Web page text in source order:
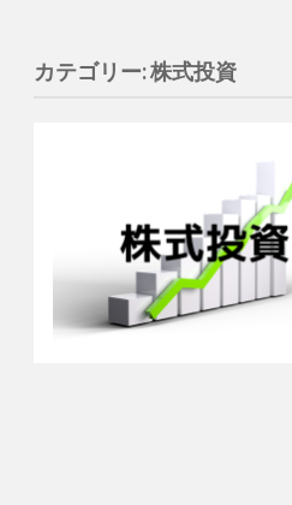
カテゴリー:株式投資